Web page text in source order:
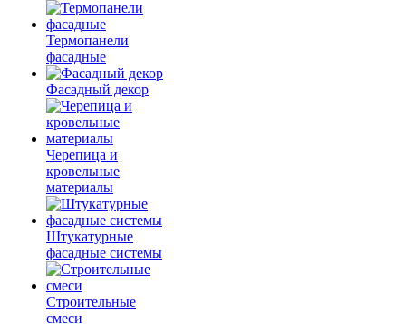
Термопанели
фасадные
Фасадный декор
Черепица и
кровельные
материалы
Штукатурные
фасадные системы
Строительные
смеси